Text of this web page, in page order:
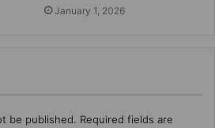
January 1, 2026
be published. Required fields are